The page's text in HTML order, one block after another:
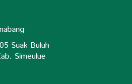
Suak Buluh
Simeulue